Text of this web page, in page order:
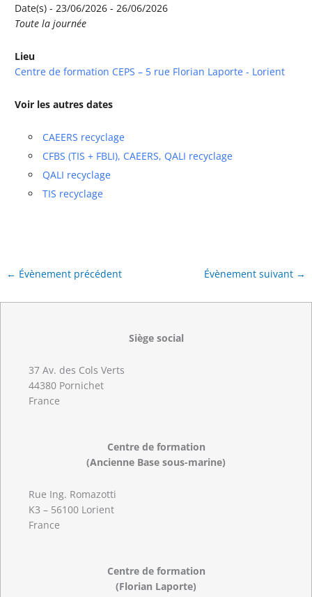
Date(s) - 23/06/2026 - 26/06/2026
Toute la journée
Lieu
Centre de formation CEPS – 5 rue Florian Laporte - Lorient
Voir les autres dates
CAEERS recyclage
CFBS (TIS + FBLI), CAEERS, QALI recyclage
QALI recyclage
TIS recyclage
← Évènement précédent Évènement suivant →
Siège social
37 Av. des Cols Verts
44380 Pornichet
France
Centre de formation
(Ancienne Base sous-marine)
Rue Ing. Romazotti
K3 – 56100 Lorient
France
Centre de formation
(Florian Laporte)